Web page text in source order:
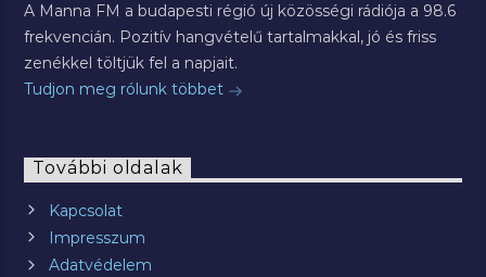
A Manna FM a budapesti régió új közösségi rádiója a 98.6
frekvencián. Pozitív hangvételű tartalmakkal, jó és friss
zenékkel töltjük fel a napjait.
Tudjon meg rólunk többet
További oldalak
Kapcsolat
Impresszum
Adatvédelem